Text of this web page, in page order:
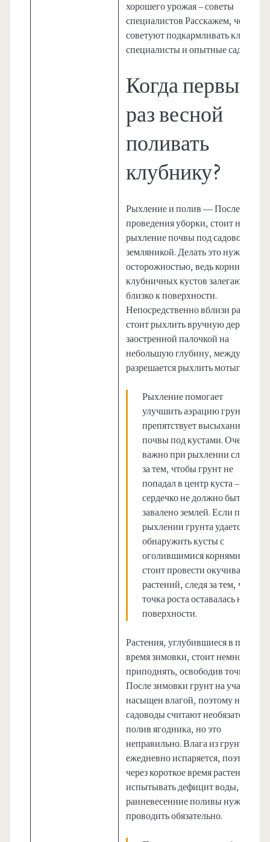
хорошего урожая – советы
специалистов Расскажем, чем
советуют подкармливать клубнику
специалисты и опытные садоводы.
Когда первый
раз весной
поливать
клубнику?
Рыхление и полив — После
проведения уборки, стоит начать
рыхление почвы под садовой
земляникой. Делать это нужно с
осторожностью, ведь корни
клубничных кустов залегают
близко к поверхности.
Непосредственно вблизи растений
стоит рыхлить вручную
заостренной палочкой на
небольшую глубину, междурядья
разрешается рыхлить мотыгой.
Рыхление помогает
улучшить аэрацию грунта и
препятствует высыханию
почвы под кустами. Очень
важно при рыхлении следить
за тем, чтобы грунт не
попадал в центр куста –
сердечко не должно быть
завалено землей. Если при
рыхлении грунта удается
обнаружить кусты с
оголившимися корнями,
стоит провести окучивание
растений, следя за тем, чтобы
точка роста оставалась на
поверхности.
Растения, углубившиеся в почву за
время зимовки, стоит немного
приподнять, освободив точку
После зимовки грунт на участке
насыщен влагой, поэтому
садоводы считают необязательным
полив ягодника, но это
неправильно. Влага из грунта
ежедневно испаряется, поэтому
через короткое время растения
испытывать дефицит воды,
ранневесенние поливы нужно
проводить обязательно.